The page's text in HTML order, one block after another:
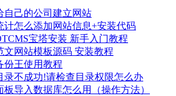
自己的公司建立网站
计怎么添加网站信息+安装代码
宝塔安装 新手入门教程
文网站模板源码 安装教程
份王使用教程
录不成功!请检查目录权限怎么办
板导入数据库怎么用（操作方法）